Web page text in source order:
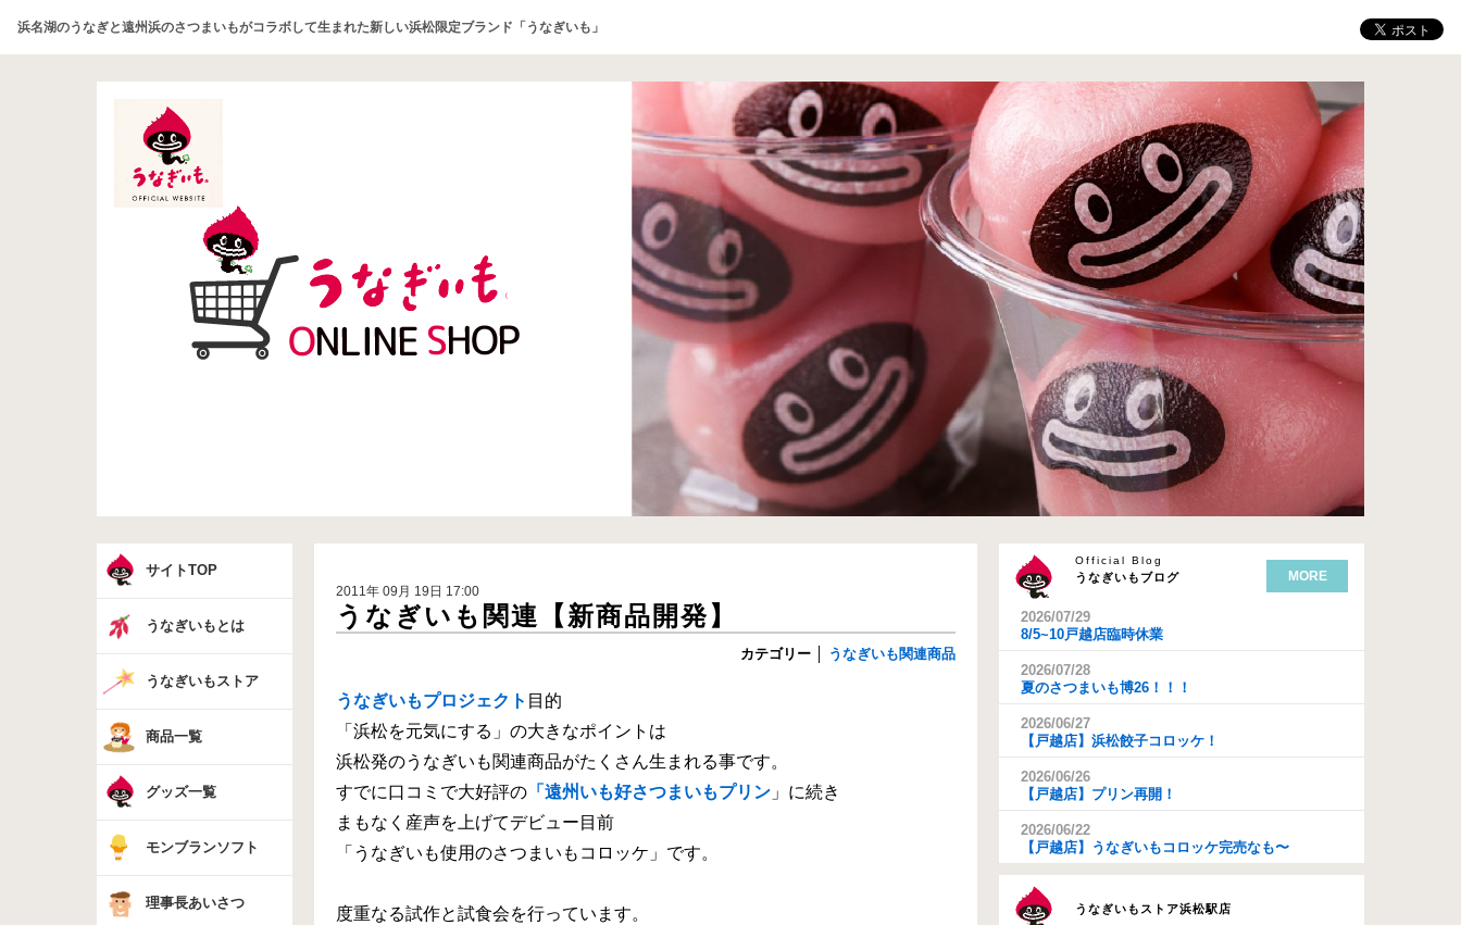
浜名湖のうなぎと遠州浜のさつまいもがコラボして生まれた新しい浜松限定ブランド「うなぎいも」
サイトTOP
うなぎいもとは
うなぎいもストア
商品一覧
グッズ一覧
モンブランソフト
理事長あいさつ
2011年 09月 19日 17:00
うなぎいも関連【新商品開発】
カテゴリー うなぎいも関連商品
うなぎいもプロジェクト 目的
「浜松を元気にする」の大きなポイントは
浜松発のうなぎいも関連商品がたくさん生まれる事です。
すでに口コミで大好評の 「遠州いも好さつまいもプリン 」に続き
まもなく産声を上げてデビュー目前
「うなぎいも使用のさつまいもコロッケ」です。
度重なる試作と試食会を行っています。
うなぎいもブログ
Official Blog
MORE
2026/07/29
8/5~10戸越店臨時休業
2026/07/28
夏のさつまいも博26！！！
2026/06/27
【戸越店】浜松餃子コロッケ！
2026/06/26
【戸越店】プリン再開！
2026/06/22
【戸越店】うなぎいもコロッケ完売なも〜
うなぎいもストア浜松駅店